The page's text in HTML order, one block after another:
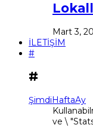
Lokall
Mart 3,
İLETİŞİM
#
#
ŞimdiHaftaAy
ve \